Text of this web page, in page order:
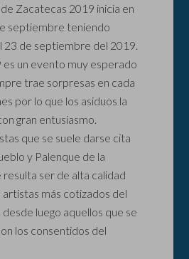
Zacatecas 2019 inicia en
septiembre teniendo
23 de septiembre del 2019.
un evento muy esperado
trae sorpresas en cada
por lo que los asiduos la
gran entusiasmo.
que se suele darse cita
y Palenque de la
ser de alta calidad
más cotizados del
luego aquellos que se
los consentidos del